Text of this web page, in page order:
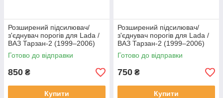
Розширений підсилювач/
з'єднувач порогів для Lada /
ВАЗ Тарзан-2 (1999–2006)
Готово до відправки
850 ₴
Купити
Розширений підсилювач/
з'єднувач порогів для Lada /
ВАЗ Тарзан-2 (1999–2006)
сталь
Готово до відправки
750 ₴
Купити